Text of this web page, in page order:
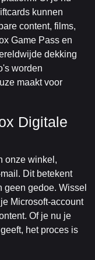
kunnen
content, films,
Game Pass en
dekking
worden
maakt voor
Digitale
onze winkel,
Dit betekent
geen gedoe. Wissel
Microsoft-account
Of je nu je
het proces is